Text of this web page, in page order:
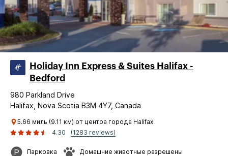
Holiday Inn Express & Suites Halifax -
Bedford
980 Parkland Drive
Halifax, Nova Scotia B3M 4Y7, Canada
5.66 миль (9.11 км) от центра города Halifax
4.30
(1283 reviews)
Парковка Домашние животные разрешены